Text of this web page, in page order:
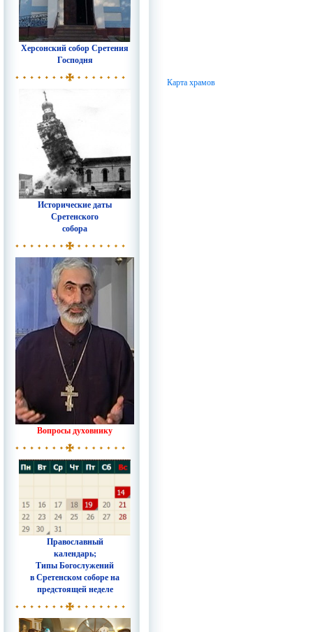
Херсонский собор Сретения
Господня
Исторические даты
Сретенского
собора
Вопросы духовнику
Православный
календарь;
Типы Богослужений
в Сретенском соборе на
предстоящей неделе
Карта храмов